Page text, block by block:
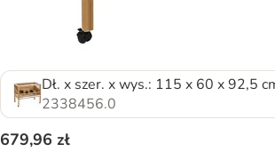
Dł. x szer. x wys.: 115 x 60 x 92,5
2338456.0
679,96 zł